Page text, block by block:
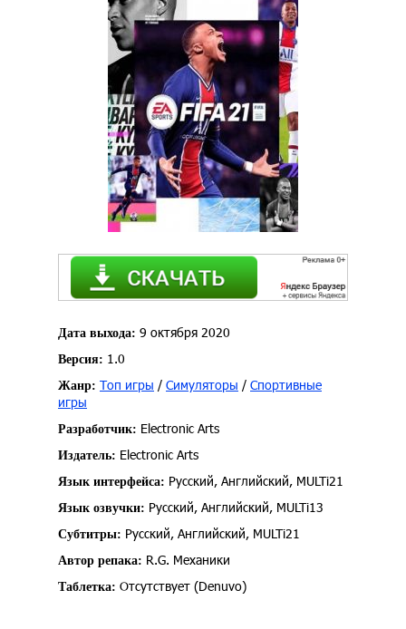
Дата выхода: 9 октября 2020
Версия: 1.0
Жанр: Топ игры / Симуляторы / Спортивные
игры
Разработчик: Electronic Arts
Издатель: Electronic Arts
Язык интерфейса: Русский, Английский, MULTi21
Язык озвучки: Русский, Английский, MULTi13
Субтитры: Русский, Английский, MULTi21
Автор репака: R.G. Механики
Таблетка: Отсутствует (Denuvo)